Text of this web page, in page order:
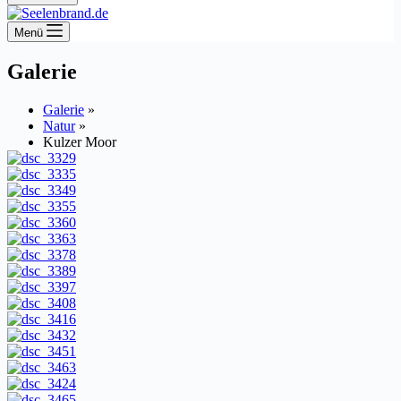
Menü
Galerie
Galerie »
Natur »
Kulzer Moor